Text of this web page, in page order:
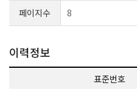
페이지수 8
이력정보
표준번호